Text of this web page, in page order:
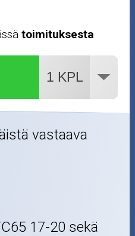
toimituksesta
vastaava
17-20 sekä